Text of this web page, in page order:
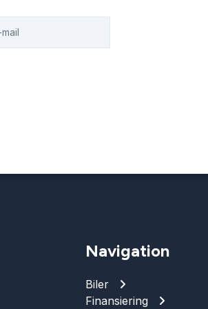
Navigation
Biler
Finansiering